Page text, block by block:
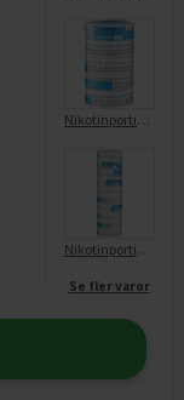
Nikotinportioner Cool Mint Slim S4 5-Pack
Nikotinportioner Cool Mint Slim S4
Se fler varor